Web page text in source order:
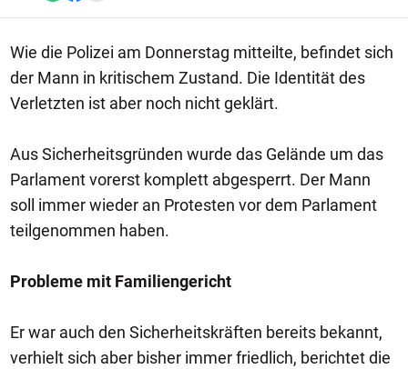
Wie die Polizei am Donnerstag mitteilte, befindet sich
der Mann in kritischem Zustand. Die Identität des
Verletzten ist aber noch nicht geklärt.
Aus Sicherheitsgründen wurde das Gelände um das
Parlament vorerst komplett abgesperrt. Der Mann
soll immer wieder an Protesten vor dem Parlament
teilgenommen haben.
Probleme mit Familiengericht
Er war auch den Sicherheitskräften bereits bekannt,
verhielt sich aber bisher immer friedlich, berichtet die